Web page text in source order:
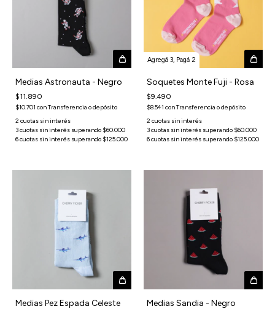
Medias Astronauta - Negro
$11.890
$10.701 conTransferencia o depósito
Agregá 3, Pagá 2
Soquetes Monte Fuji - Rosa
$9.490
$8.541 conTransferencia o depósito
Medias Pez Espada Celeste Medias Sandia - Negro